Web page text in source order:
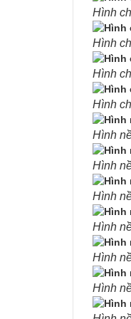
Hình
Hình
Hình
Hình
Hình
Hình
Hình
Hình
Hình
Hình